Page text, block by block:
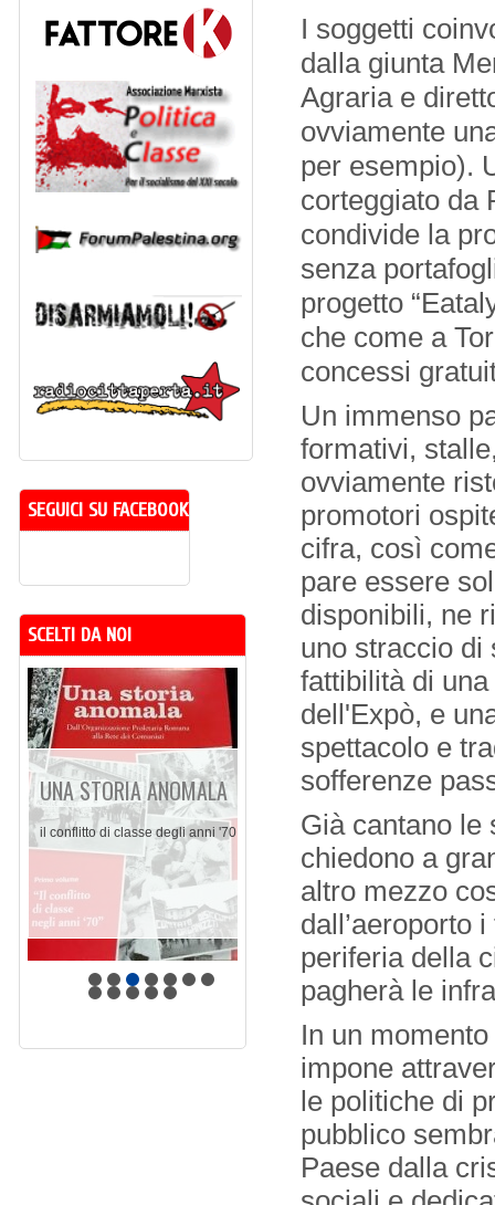
I soggetti
dalla giunta
Agraria e
ovviamente
per esempio).
corteggiato da
condivide la
senza
progetto
che come a
concessi
Un immenso
formativi,
ovviamente
promotori
cifra, così
pare essere
disponibili, ne
uno straccio di
fattibilità di
dell'Expò, e
spettacolo e
sofferenze
Già cantano le
chiedono a
altro mezzo
dall’aeroporto
periferia della
pagherà le
In un
impone
le politiche di
pubblico
Paese dalla
SEGUICI SU FACEBOOK
SCELTI DA NOI
UNA STORIA ANOMALA
il conflitto di classe degli anni '70